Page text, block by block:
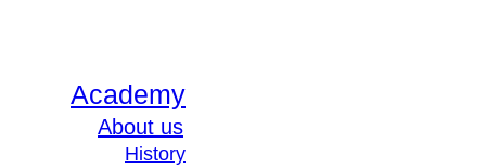
Academy
About us
History